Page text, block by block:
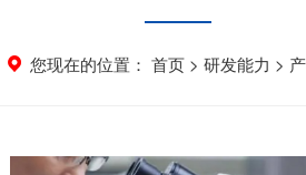
您现在的位置： 首页 > 研发能力 >